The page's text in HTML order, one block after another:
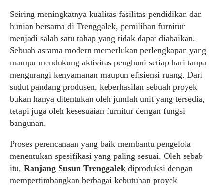
Seiring meningkatnya kualitas fasilitas pendidikan dan
hunian bersama di Trenggalek, pemilihan furnitur
menjadi salah satu tahap yang tidak dapat diabaikan.
Sebuah asrama modern memerlukan perlengkapan yang
mampu mendukung aktivitas penghuni setiap hari tanpa
mengurangi kenyamanan maupun efisiensi ruang. Dari
sudut pandang produsen, keberhasilan sebuah proyek
bukan hanya ditentukan oleh jumlah unit yang tersedia,
tetapi juga oleh kesesuaian furnitur dengan fungsi
bangunan.
Proses perencanaan yang baik membantu pengelola
menentukan spesifikasi yang paling sesuai. Oleh sebab
itu, Ranjang Susun Trenggalek diproduksi dengan
mempertimbangkan berbagai kebutuhan proyek